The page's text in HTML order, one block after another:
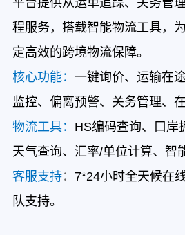
程服务，搭载智能物流工具，
定高效的跨境物流保障。
核心功能： 一键询价、运输在
监控、偏离预警、关务管理、
物流工具： HS编码查询、口岸
天气查询、汇率/单位计算、智
客服支持： 7*24小时全天候在
队支持。